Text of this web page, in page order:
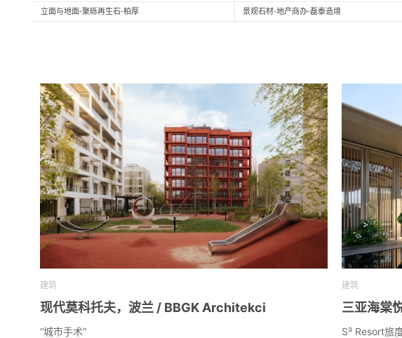
立面与地面-聚砾再生石-柏厚 景观石材-地产商办-磊泰造境
建筑
现代莫科托夫，波兰 / BBGK Architekci
“城市手术”
建筑
三亚海棠
S³ Resort旅